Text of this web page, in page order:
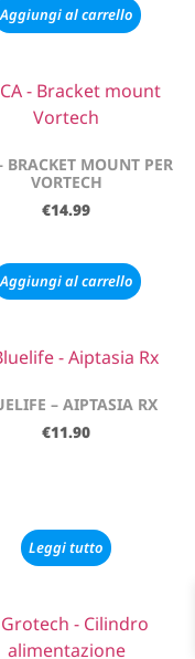
Aggiungi al carrello
BRACKET MOUNT PER
VORTECH
€14.99
Aggiungi al carrello
– AIPTASIA RX
€11.90
Leggi tutto